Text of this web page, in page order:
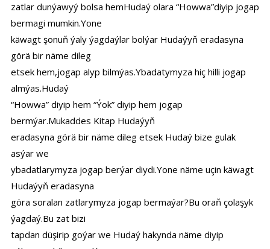
zatlar dunýawyý bolsa hemHudaý olara “Howwa”diyip jogap
bermagi mumkin.Yone
käwagt şonuň ýaly ýagdaýlar bolýar Hudaýyň eradasyna
görä bir näme dileg
etsek hem,jogap alyp bilmýas.Ybadatymyza hiç hilli jogap
almýas.Hudaý
“Howwa” diyip hem “Ýok” diyip hem jogap
bermýar.Mukaddes Kitap Hudaýyň
eradasyna görä bir näme dileg etsek Hudaý bize gulak
asýar we
ybadatlarymyza jogap berýar diydi.Yone näme uçin käwagt
Hudaýyň eradasyna
göra soralan zatlarymyza jogap bermaýar?Bu oraň çolaşyk
ýagdaý.Bu zat bizi
tapdan düşirip goýar we Hudaý hakynda näme diyip